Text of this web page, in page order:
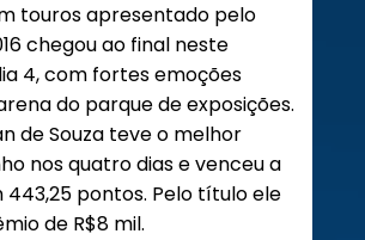
touros apresentado pelo
chegou ao final neste
4, com fortes emoções
do parque de exposições.
de Souza teve o melhor
nos quatro dias e venceu a
pontos. Pelo título ele
de R$8 mil.